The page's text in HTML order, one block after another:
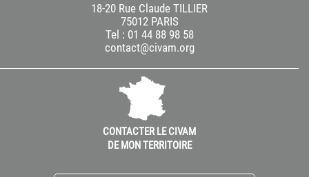
18-20 Rue Claude TILLIER
75012 PARIS
Tel : 01 44 88 98 58
contact@civam.org
CONTACTER LE CIVAM
DE MON TERRITOIRE